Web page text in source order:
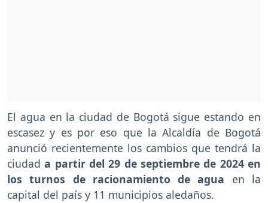
El agua en la ciudad de Bogotá sigue estando en
escasez y es por eso que la Alcaldía de Bogotá
anunció recientemente los cambios que tendrá la
ciudad a partir del 29 de septiembre de 2024 en
los turnos de racionamiento de agua en la
capital del país y 11 municipios aledaños.